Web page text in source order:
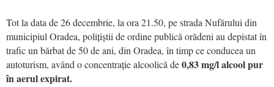
Tot la data de 26 decembrie, la ora 21.50, pe strada Nufărului din
municipiul Oradea, polițiștii de ordine publică orădeni au depistat în
trafic un bărbat de 50 de ani, din Oradea, în timp ce conducea un
autoturism, având o concentrație alcoolică de0,83 mg/l alcool pur
în aerul expirat.